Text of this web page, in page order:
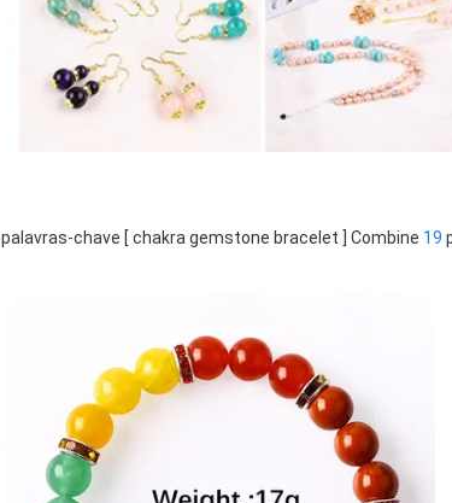
palavras-chave [ chakra gemstone bracelet ] Combine 19